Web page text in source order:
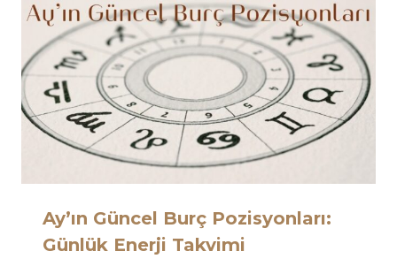
Ay’ın Güncel Burç Pozisyonları:
Günlük Enerji Takvimi